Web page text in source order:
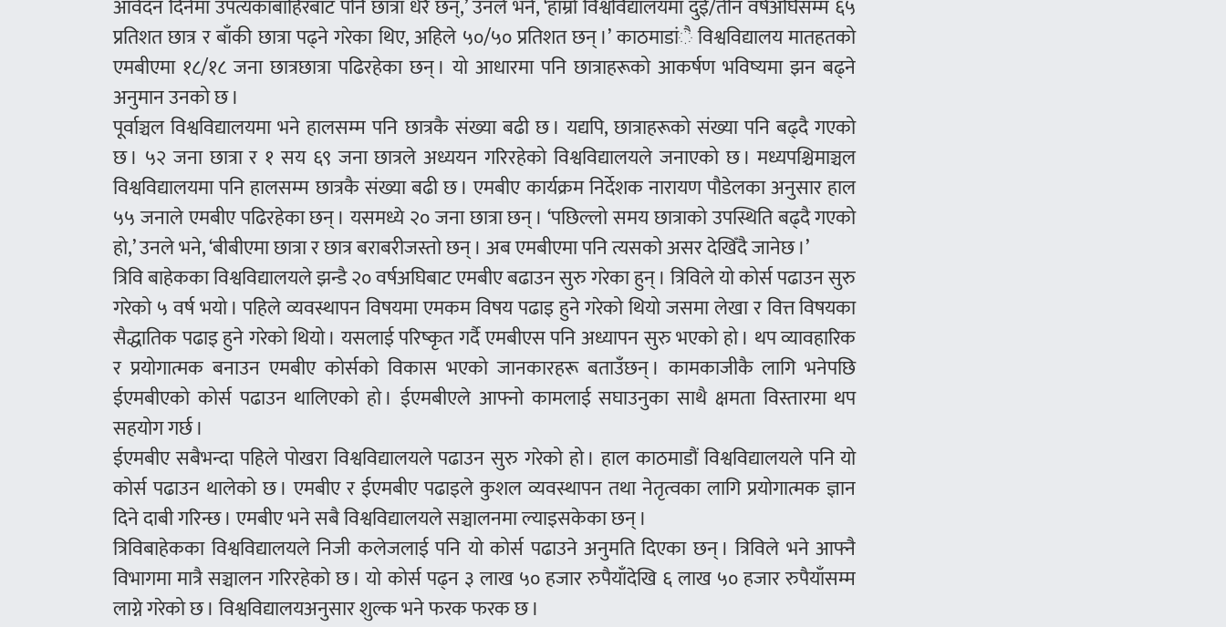
आवेदन दिनेमा उपत्यकाबाहिरबाट पनि छात्रा धेरै छन्,’ उनले भने, ‘हाम्रो विश्वविद्यालयमा दुई/तीन वर्षअघिसम्म ६५
प्रतिशत छात्र र बाँकी छात्रा पढ्ने गरेका थिए, अहिले ५०/५० प्रतिशत छन् ।’ काठमाडांै विश्वविद्यालय मातहतको
एमबीएमा १८/१८ जना छात्रछात्रा पढिरहेका छन् । यो आधारमा पनि छात्राहरूको आकर्षण भविष्यमा झन बढ्ने
अनुमान उनको छ ।
पूर्वाञ्चल विश्वविद्यालयमा भने हालसम्म पनि छात्रकै संख्या बढी छ । यद्यपि, छात्राहरूको संख्या पनि बढ्दै गएको
छ । ५२ जना छात्रा र १ सय ६९ जना छात्रले अध्ययन गरिरहेको विश्वविद्यालयले जनाएको छ । मध्यपश्चिमाञ्चल
विश्वविद्यालयमा पनि हालसम्म छात्रकै संख्या बढी छ । एमबीए कार्यक्रम निर्देशक नारायण पौडेलका अनुसार हाल
५५ जनाले एमबीए पढिरहेका छन् । यसमध्ये २० जना छात्रा छन् । ‘पछिल्लो समय छात्राको उपस्थिति बढ्दै गएको
हो,’ उनले भने, ‘बीबीएमा छात्रा र छात्र बराबरीजस्तो छन् । अब एमबीएमा पनि त्यसको असर देखिँदै जानेछ ।’
त्रिवि बाहेकका विश्वविद्यालयले झन्डै २० वर्षअघिबाट एमबीए बढाउन सुरु गरेका हुन् । त्रिविले यो कोर्स पढाउन सुरु
गरेको ५ वर्ष भयो । पहिले व्यवस्थापन विषयमा एमकम विषय पढाइ हुने गरेको थियो जसमा लेखा र वित्त विषयका
सैद्धातिक पढाइ हुने गरेको थियो । यसलाई परिष्कृत गर्दै एमबीएस पनि अध्यापन सुरु भएको हो । थप व्यावहारिक
र प्रयोगात्मक बनाउन एमबीए कोर्सको विकास भएको जानकारहरू बताउँछन् । कामकाजीकै लागि भनेपछि
ईएमबीएको कोर्स पढाउन थालिएको हो । ईएमबीएले आफ्नो कामलाई सघाउनुका साथै क्षमता विस्तारमा थप
सहयोग गर्छ ।
ईएमबीए सबैभन्दा पहिले पोखरा विश्वविद्यालयले पढाउन सुरु गरेको हो । हाल काठमाडौं विश्वविद्यालयले पनि यो
कोर्स पढाउन थालेको छ । एमबीए र ईएमबीए पढाइले कुशल व्यवस्थापन तथा नेतृत्वका लागि प्रयोगात्मक ज्ञान
दिने दाबी गरिन्छ । एमबीए भने सबै विश्वविद्यालयले सञ्चालनमा ल्याइसकेका छन् ।
त्रिविबाहेकका विश्वविद्यालयले निजी कलेजलाई पनि यो कोर्स पढाउने अनुमति दिएका छन् । त्रिविले भने आफ्नै
विभागमा मात्रै सञ्चालन गरिरहेको छ । यो कोर्स पढ्न ३ लाख ५० हजार रुपैयाँदेखि ६ लाख ५० हजार रुपैयाँसम्म
लाग्ने गरेको छ । विश्वविद्यालयअनुसार शुल्क भने फरक फरक छ ।